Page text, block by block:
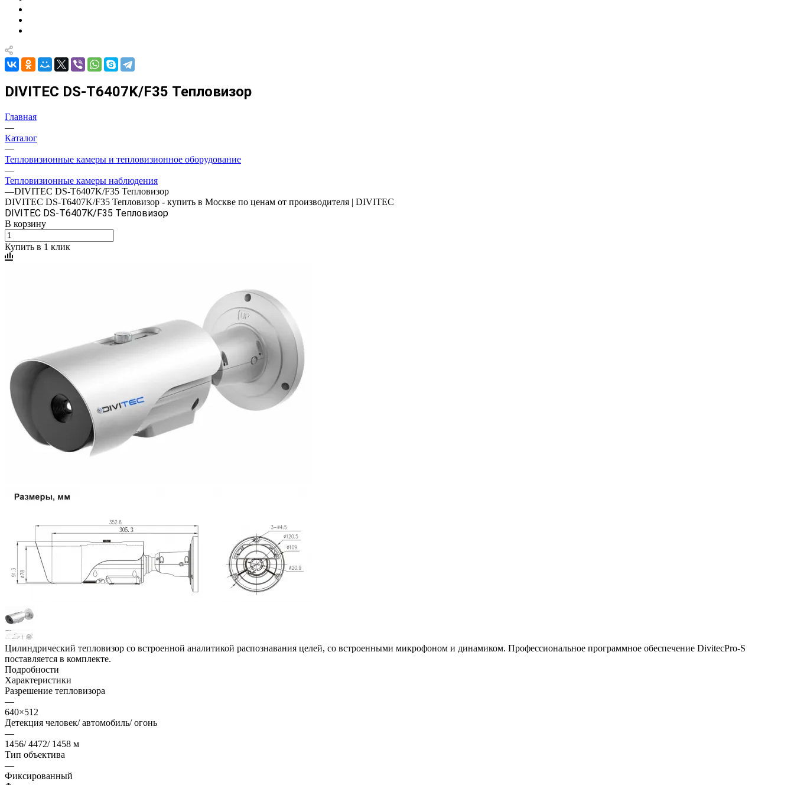
DIVITEC DS-T6407K/F35 Тепловизор
Главная
—
Каталог
—
Тепловизионные камеры и тепловизионное оборудование
—
Тепловизионные камеры наблюдения
—DIVITEC DS-T6407K/F35 Тепловизор
DIVITEC DS-T6407K/F35 Тепловизор - купить в Москве по ценам от производителя | DIVITEC
DIVITEC DS-T6407K/F35 Тепловизор
В корзину
Купить в 1 клик
Цилиндрический тепловизор со встроенной аналитикой распознавания целей, со встроенными микрофоном и динамиком. Профессиональное программное обеспечение DivitecPro-S
поставляется в комплекте.
Подробности
Характеристики
Разрешение тепловизора
—
640×512
Детекция человек/ автомобиль/ огонь
—
1456/ 4472/ 1458 м
Тип объектива
—
Фиксированный